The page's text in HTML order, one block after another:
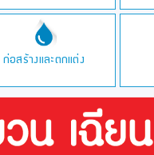
ก่อสร้างและตกแต่ง